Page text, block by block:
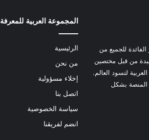
للجميع من
من قبل مختصين
لتسود العالم.
بشكل
المجموعة العربية للمعرفة
الرئيسية
من نحن
إخلاء مسؤولية
اتصل بنا
سياسة الخصوصية
انضم لفريقنا